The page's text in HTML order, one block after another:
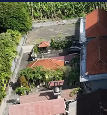
We not only provide